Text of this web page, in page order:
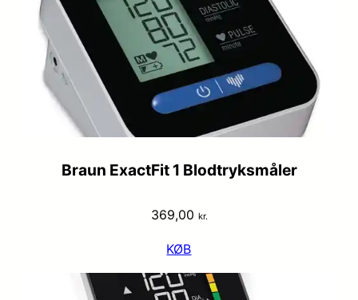
Braun ExactFit 1 Blodtryksmåler
369,00 kr.
KØB